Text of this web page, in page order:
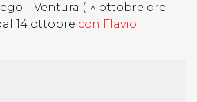
– Ventura (1^ ottobre ore
14 ottobre con Flavio